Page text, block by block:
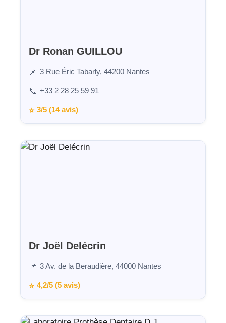
Dr Ronan GUILLOU
📌 3 Rue Éric Tabarly, 44200 Nantes
📞 +33 2 28 25 59 91
⭐ 3/5 (14 avis)
Dr Joël Delécrin
📌 3 Av. de la Beraudière, 44000 Nantes
⭐ 4,2/5 (5 avis)